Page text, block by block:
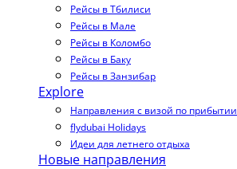
Рейсы в Тбилиси
Рейсы в Мале
Рейсы в Коломбо
Рейсы в Баку
Рейсы в Занзибар
Explore
Направления с визой по прибытии
flydubai Holidays
Идеи для летнего отдыха
Новые направления